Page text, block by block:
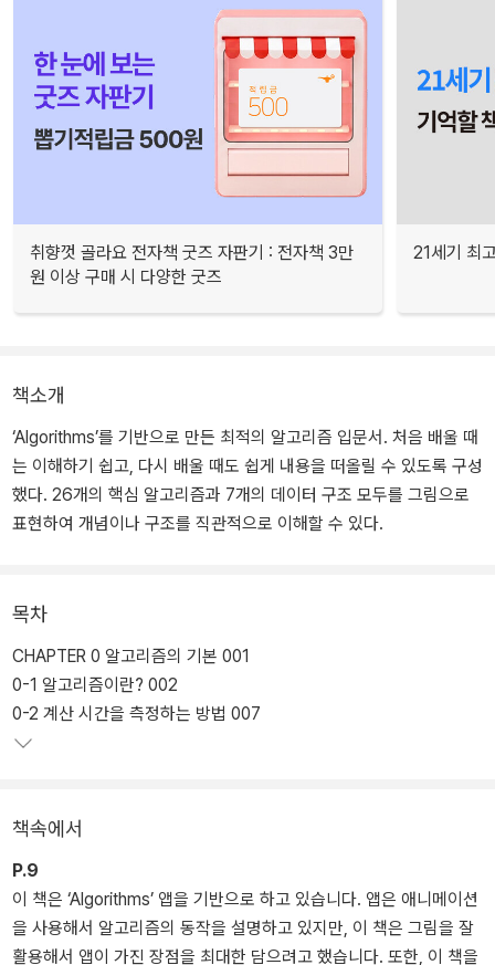
취향껏 골라요 전자책 굿즈 자판기 : 전자책 3만
원 이상 구매 시 다양한 굿즈
21세기 최
책소개
‘Algorithms’를 기반으로 만든 최적의 알고리즘 입문서. 처음 배울 때
는 이해하기 쉽고, 다시 배울 때도 쉽게 내용을 떠올릴 수 있도록 구성
했다. 26개의 핵심 알고리즘과 7개의 데이터 구조 모두를 그림으로
표현하여 개념이나 구조를 직관적으로 이해할 수 있다.
목차
CHAPTER 0 알고리즘의 기본 001
0-1 알고리즘이란? 002
0-2 계산 시간을 측정하는 방법 007
책속에서
P.9
이 책은 ‘Algorithms’ 앱을 기반으로 하고 있습니다. 앱은 애니메이션
을 사용해서 알고리즘의 동작을 설명하고 있지만, 이 책은 그림을 잘
활용해서 앱이 가진 장점을 최대한 담으려고 했습니다. 또한, 이 책을